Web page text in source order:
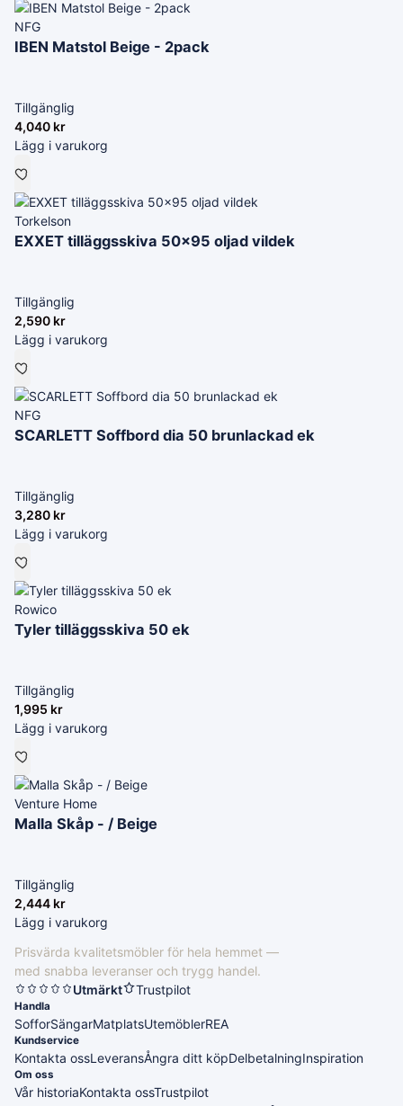
NFG
IBEN Matstol Beige - 2pack
Tillgänglig
4,040 kr
Lägg i varukorg
Torkelson
EXXET tilläggsskiva 50x95 oljad vildek
Tillgänglig
2,590 kr
Lägg i varukorg
NFG
SCARLETT Soffbord dia 50 brunlackad ek
Tillgänglig
3,280 kr
Lägg i varukorg
Rowico
Tyler tilläggsskiva 50 ek
Tillgänglig
1,995 kr
Lägg i varukorg
Venture Home
Malla Skåp - / Beige
Tillgänglig
2,444 kr
Lägg i varukorg
Prisvärda kvalitetsmöbler för hela hemmet —
med snabba leveranser och trygg handel.
Utmärkt
Trustpilot
Handla
SofforSängarMatplatsUtemöblerREA
Kundservice
Kontakta ossLeveransÅngra ditt köpDelbetalningInspiration
Om oss
Vår historiaKontakta ossTrustpilot